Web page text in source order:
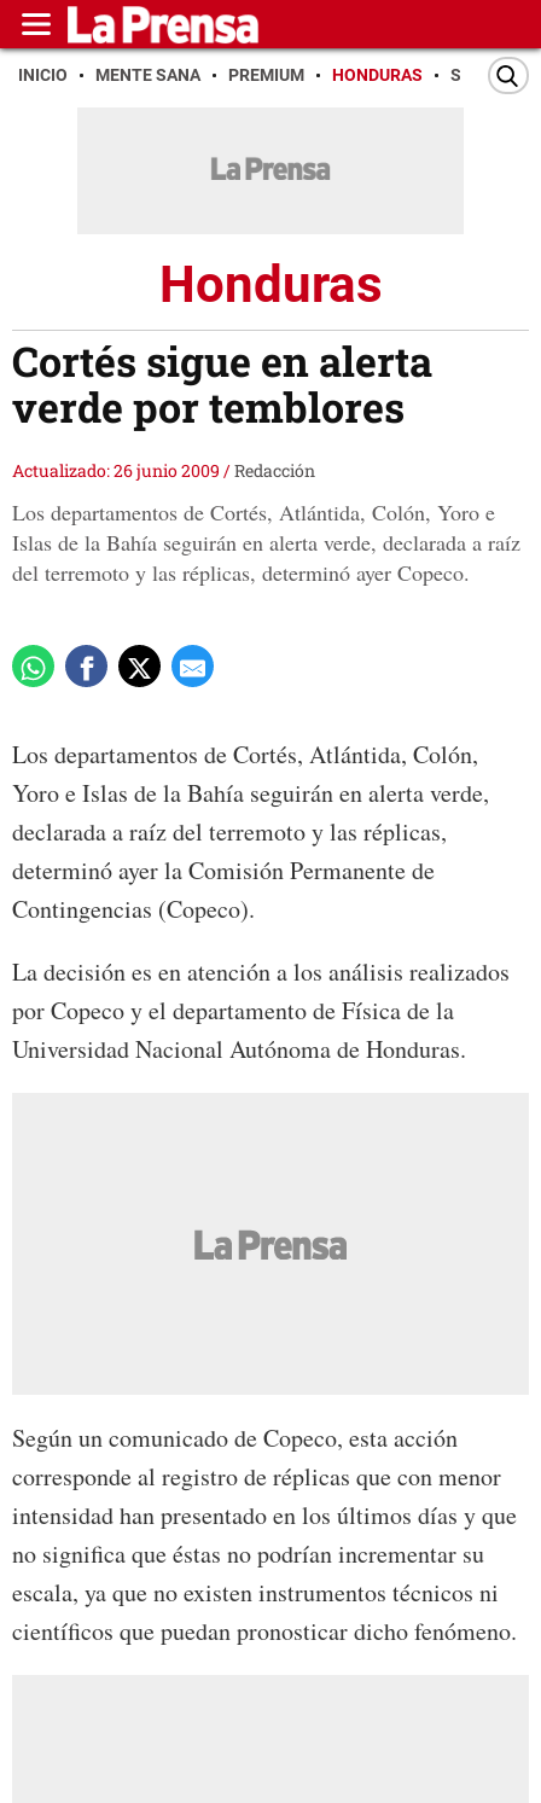
INICIO MENTE SANA PREMIUM HONDURAS SAN PEDRO
Honduras
Cortés sigue en alerta
verde por temblores
Actualizado: 26 junio 2009 /Redacción
Los departamentos de Cortés, Atlántida, Colón, Yoro e
Islas de la Bahía seguirán en alerta verde, declarada a raíz
del terremoto y las réplicas, determinó ayer Copeco.
Los departamentos de Cortés, Atlántida, Colón,
Yoro e Islas de la Bahía seguirán en alerta verde,
declarada a raíz del terremoto y las réplicas,
determinó ayer la Comisión Permanente de
Contingencias (Copeco).
La decisión es en atención a los análisis realizados
por Copeco y el departamento de Física de la
Universidad Nacional Autónoma de Honduras.
Según un comunicado de Copeco, esta acción
corresponde al registro de réplicas que con menor
intensidad han presentado en los últimos días y que
no significa que éstas no podrían incrementar su
escala, ya que no existen instrumentos técnicos ni
científicos que puedan pronosticar dicho fenómeno.